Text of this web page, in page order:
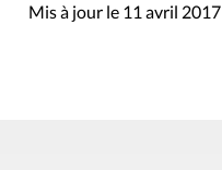
Mis à jour le 11 avril 2017